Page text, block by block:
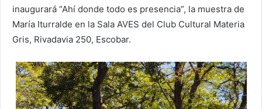
inaugurará “Ahí donde todo es presencia”, la muestra de
María Iturralde en la Sala AVES del Club Cultural Materia
Gris, Rivadavia 250, Escobar.